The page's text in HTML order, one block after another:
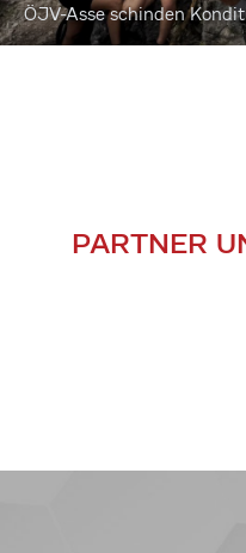
ÖJV-Asse schinden
PARTNER